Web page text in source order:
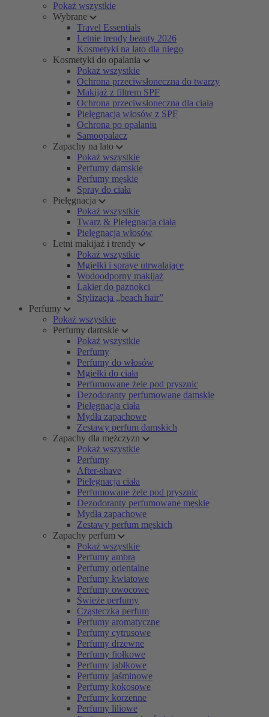
Pokaż wszystkie
Wybrane
Travel Essentials
Letnie trendy beauty 2026
Kosmetyki na lato dla niego
Kosmetyki do opalania
Pokaż wszystkie
Ochrona przeciwsłoneczna do twarzy
Makijaż z filtrem SPF
Ochrona przeciwsłoneczna dla ciała
Pielęgnacja włosów z SPF
Ochrona po opalaniu
Samoopalacz
Zapachy na lato
Pokaż wszystkie
Perfumy damskie
Perfumy męskie
Spray do ciała
Pielęgnacja
Pokaż wszystkie
Twarz & Pielęgnacja ciała
Pielęgnacja włosów
Letni makijaż i trendy
Pokaż wszystkie
Mgiełki i spraye utrwalające
Wodoodporny makijaż
Lakier do paznokci
Stylizacja „beach hair”
Perfumy
Pokaż wszystkie
Perfumy damskie
Pokaż wszystkie
Perfumy
Perfumy do włosów
Mgiełki do ciała
Perfumowane żele pod prysznic
Dezodoranty perfumowane damskie
Pielęgnacja ciała
Mydła zapachowe
Zestawy perfum damskich
Zapachy dla mężczyzn
Pokaż wszystkie
Perfumy
After-shave
Pielęgnacja ciała
Perfumowane żele pod prysznic
Dezodoranty perfumowane męskie
Mydła zapachowe
Zestawy perfum męskich
Zapachy perfum
Pokaż wszystkie
Perfumy ambra
Perfumy orientalne
Perfumy kwiatowe
Perfumy owocowe
Świeże perfumy
Cząsteczka perfum
Perfumy aromatyczne
Perfumy cytrusowe
Perfumy drzewne
Perfumy fiołkowe
Perfumy jabłkowe
Perfumy jaśminowe
Perfumy kokosowe
Perfumy korzenne
Perfumy liliowe